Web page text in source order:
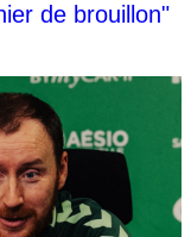
de brouillon"